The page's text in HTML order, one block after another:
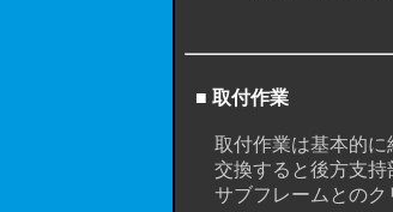
■ 取付作業
取付作業は基本的に
交換すると後方支持部
サブフレームとのク